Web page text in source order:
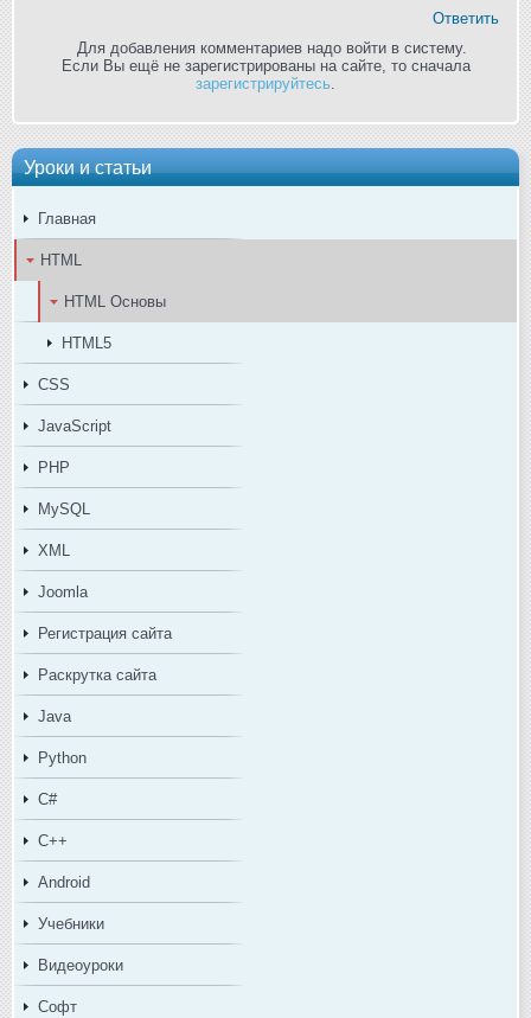
Уроки и статьи
Главная
HTML
HTML Основы
HTML5
CSS
JavaScript
PHP
MySQL
XML
Joomla
Регистрация сайта
Раскрутка сайта
Java
Python
C#
C++
Android
Учебники
Видеоуроки
Софт
Ответить
Для добавления комментариев надо войти в систему.
Если Вы ещё не зарегистрированы на сайте, то сначала
зарегистрируйтесь.